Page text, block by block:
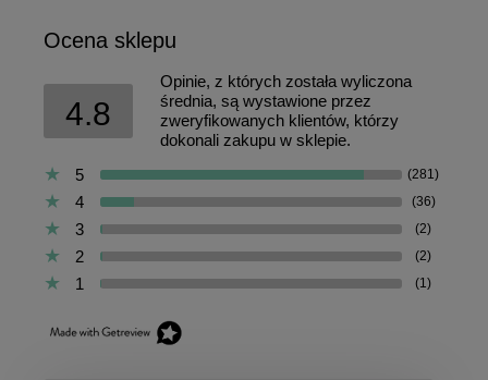
Ocena sklepu
4.8
Opinie, z których została wyliczona
średnia, są wystawione przez
zweryfikowanych klientów, którzy
dokonali zakupu w sklepie.
5
(281)
4 (36)
3 (2)
2 (2)
1 (1)